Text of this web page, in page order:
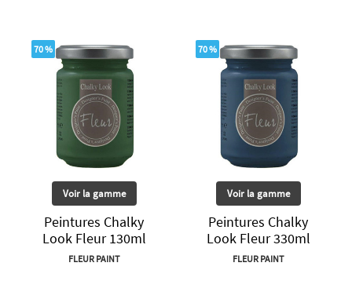
70 %
Voir la gamme
Peintures Chalky
Look Fleur 130ml
FLEUR PAINT
70 %
Voir la gamme
Peintures Chalky
Look Fleur 330ml
FLEUR PAINT